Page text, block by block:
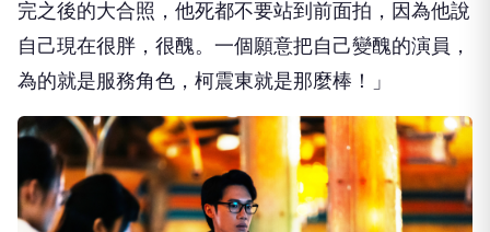
完之後的大合照， 他死都不要站到前面拍，因為他說
自己現在很胖，很醜。 一個願意把自己變醜的演員，
為的就是服務角色， 柯震東就是那麼棒！」